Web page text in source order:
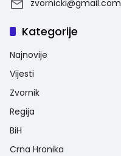
zvornicki@gmail.com
Kategorije
Najnovije
Vijesti
Zvornik
Regija
BiH
Crna Hronika